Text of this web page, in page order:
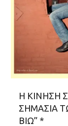
Η ΚΙΝΗΣΗ
ΣΗΜΑΣΙΑ
ΒΙΩ” *